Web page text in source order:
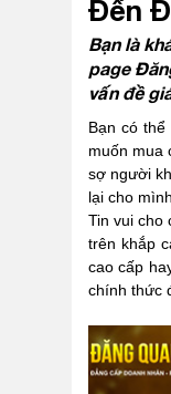
Đến
Bạn là
page
vấn đề
Bạn có
muốn mua
sợ người
lại cho
Tin vui cho
trên khắp
cao cấp
chính thức